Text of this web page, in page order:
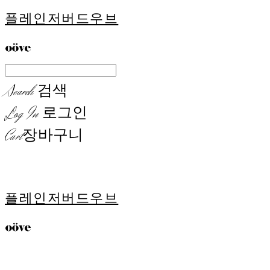
플레인저버드우브
Search검색
Log In 로그인
Cart장바구니
플레인저버드우브